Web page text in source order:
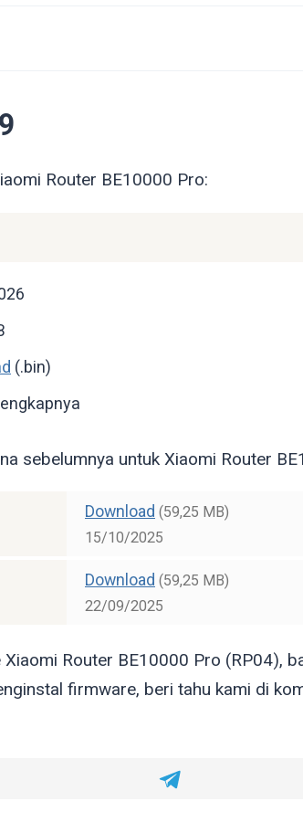
Router BE10000 Pro:
(.bin)
sebelumnya untuk Xiaomi Router
Download (59,25 MB)
15/10/2025
Download (59,25 MB)
22/09/2025
Router BE10000 Pro (RP04),
firmware, beri tahu kami di